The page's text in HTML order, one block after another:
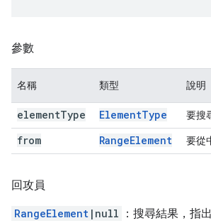
參數
名稱 類型 說明
elementType ElementType 要搜
from RangeElement 要從
回攻員
RangeElement |null
：搜尋結果，指